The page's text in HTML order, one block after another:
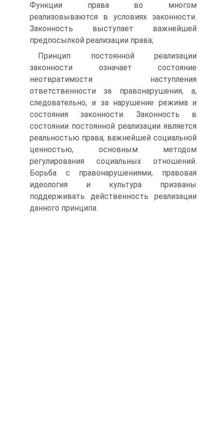
Функции права во многом
реализовываются в условиях законности.
Законность выступает важнейшей
предпосылкой реализации права;
Принцип постоянной реализации
законности означает состояние
неотвратимости наступления
ответственности за правонарушения, а,
следовательно, и за нарушение режима и
состояния законности. Законность в
состоянии постоянной реализации является
реальностью права, важнейшей социальной
ценностью, основным методом
регулирования социальных отношений.
Борьба с правонарушениями, правовая
идеология и культура призваны
поддерживать действенность реализации
данного принципа.